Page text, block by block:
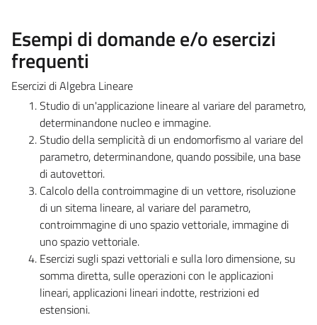
Esempi di domande e/o esercizi
frequenti
Esercizi di Algebra Lineare
Studio di un'applicazione lineare al variare del parametro,
determinandone nucleo e immagine.
Studio della semplicità di un endomorfismo al variare del
parametro, determinandone, quando possibile, una base
di autovettori.
Calcolo della controimmagine di un vettore, risoluzione
di un sitema lineare, al variare del parametro,
controimmagine di uno spazio vettoriale, immagine di
uno spazio vettoriale.
Esercizi sugli spazi vettoriali e sulla loro dimensione, su
somma diretta, sulle operazioni con le applicazioni
lineari, applicazioni lineari indotte, restrizioni ed
estensioni.